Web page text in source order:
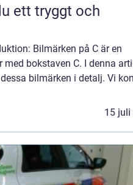
Bilmärken på C är en
bokstaven C. I denna
bilmärken i detalj. Vi
15 juli